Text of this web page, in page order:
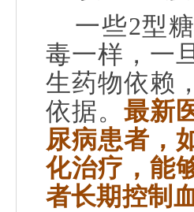
一些2型
毒一样，一
生药物依赖
依据。 最新
尿病患者，
化治疗，能
者长期控制